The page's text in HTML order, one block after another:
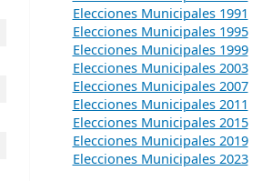
Elecciones Municipales 1991
Elecciones Municipales 1995
Elecciones Municipales 1999
Elecciones Municipales 2003
Elecciones Municipales 2007
Elecciones Municipales 2011
Elecciones Municipales 2015
Elecciones Municipales 2019
Elecciones Municipales 2023